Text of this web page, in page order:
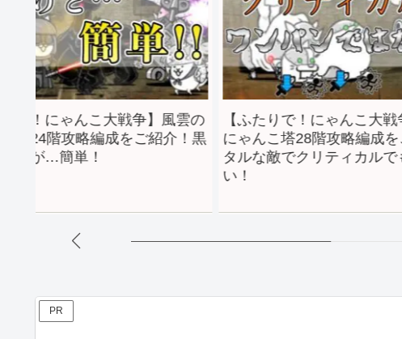
こ大戦争】風雲の
略編成をご紹介！黒
【ふたりで！にゃんこ大戦争】風雲の
にゃんこ塔28階攻略編成をご紹介！メ
タルな敵でクリティカルでも倒しにく
PR